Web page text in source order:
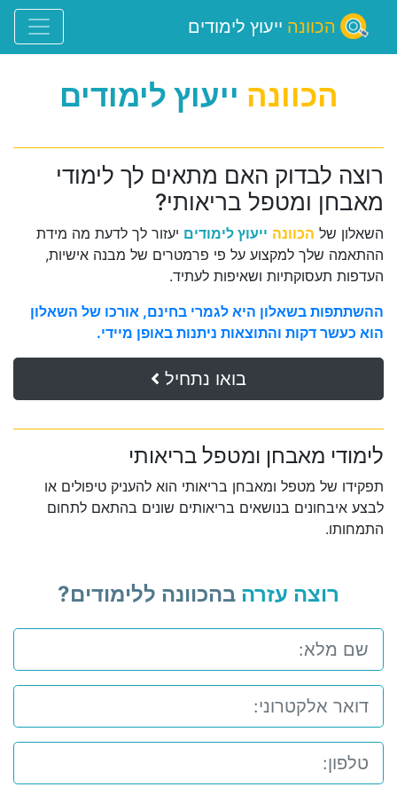
הכוונה ייעוץ לימודים
הכוונה ייעוץ לימודים
רוצה לבדוק האם מתאים לך לימודי
מאבחן ומטפל בריאותי?
השאלון של הכוונה ייעוץ לימודים יעזור לך לדעת מה מידת
ההתאמה שלך למקצוע על פי פרמטרים של מבנה אישיות,
העדפות תעסוקתיות ושאיפות לעתיד.
ההשתתפות בשאלון היא לגמרי בחינם, אורכו של השאלון
הוא כעשר דקות והתוצאות ניתנות באופן מיידי.
בואו נתחיל
לימודי מאבחן ומטפל בריאותי
תפקידו של מטפל ומאבחן בריאותי הוא להעניק טיפולים או
לבצע איבחונים בנושאים בריאותים שונים בהתאם לתחום
התמחותו.
רוצה עזרה בהכוונה ללימודים?